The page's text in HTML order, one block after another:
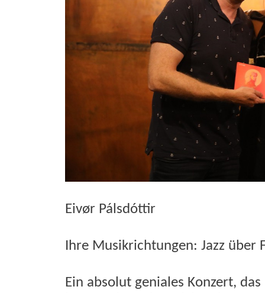
Eivør Pálsdóttir
Ihre Musikrichtungen: Jazz über
Ein absolut geniales Konzert,